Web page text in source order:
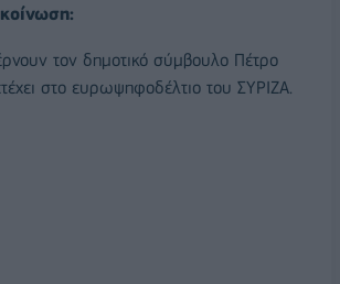
τον δημοτικό σύμβουλο Πέτρο
στο ευρωψηφοδέλτιο του ΣΥΡΙΖΑ.